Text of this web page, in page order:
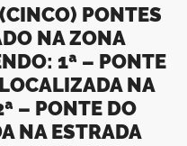
PONTES
NA ZONA
1ª – PONTE
NA
– PONTE DO
NA ESTRADA